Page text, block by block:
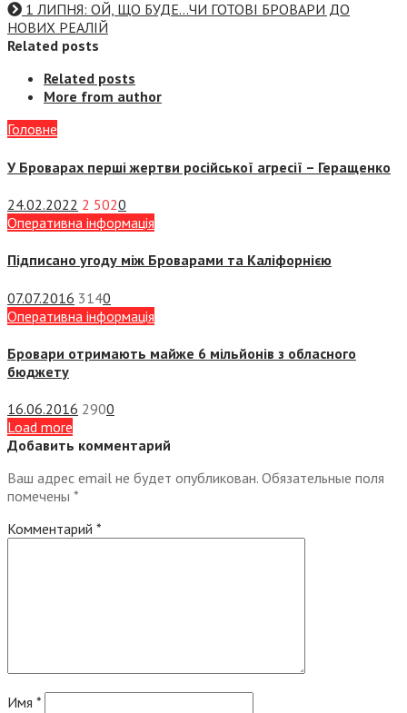
1 ЛИПНЯ: ОЙ, ЩО БУДЕ…ЧИ ГОТОВІ БРОВАРИ ДО
НОВИХ РЕАЛІЙ
Related posts
Related posts
More from author
Головне
У Броварах перші жертви російської агресії – Геращенко
24.02.2022 2 5020
Оперативна інформація
Підписано угоду між Броварами та Каліфорнією
07.07.2016 3140
Оперативна інформація
Бровари отримають майже 6 мільйонів з обласного
бюджету
16.06.2016 2900
Load more
Добавить комментарий
Ваш адрес email не будет опубликован. Обязательные поля
помечены *
Комментарий *
Имя *